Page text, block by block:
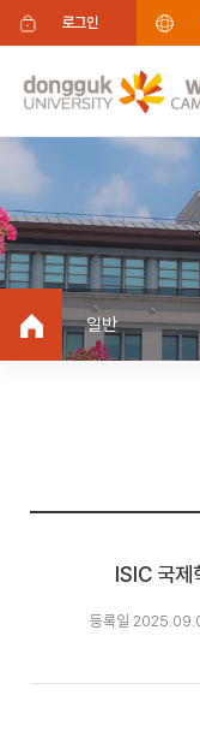
로그인
일반
ISIC 국제
등록일